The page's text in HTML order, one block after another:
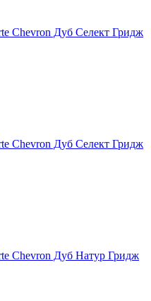
Chevron Дуб Селект Гридж
Chevron Дуб Селект Гридж
Chevron Дуб Натур Гридж